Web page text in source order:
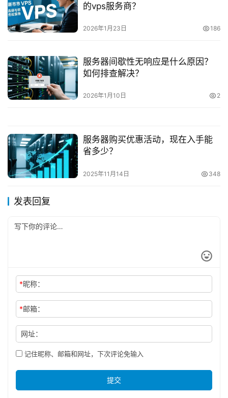
的vps服务商？
2026年1月23日 186
服务器间歇性无响应是什么原因？
如何排查解决？
2026年1月10日 2
服务器购买优惠活动，现在入手能
省多少？
2025年11月14日 348
发表回复
*昵称：
*邮箱：
网址：
记住昵称、邮箱和网址，下次评论免输入
提交